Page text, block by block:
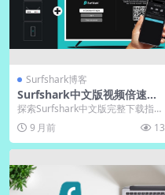
Surfshark博客
Surfshark中文版视频倍速播
放｜电脑版节省流量
探索Surfshark中文版完整下载指南
与电脑版专属功能解析。文章深度
解析视频倍...
9 月前 13